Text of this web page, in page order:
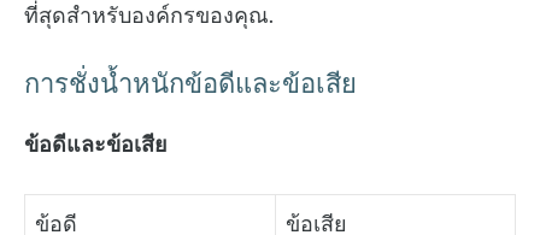
ที่สุดสำหรับองค์กรของคุณ.
การชั่งน้ำหนักข้อดีและข้อเสีย
ข้อดีและข้อเสีย
ข้อดี ข้อเสีย